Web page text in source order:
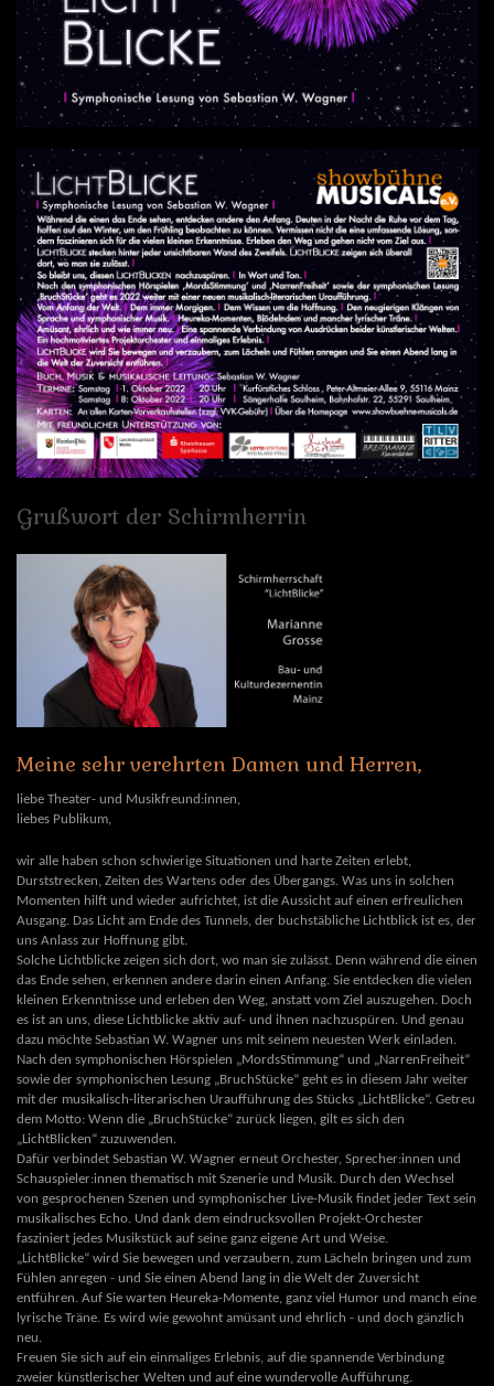
Grußwort der Schirmherrin
Meine sehr verehrten Damen und Herren,
liebe Theater- und Musikfreund:innen,
liebes Publikum,
wir alle haben schon schwierige Situationen und harte Zeiten erlebt,
Durststrecken, Zeiten des Wartens oder des Übergangs. Was uns in solchen
Momenten hilft und wieder aufrichtet, ist die Aussicht auf einen erfreulichen
Ausgang. Das Licht am Ende des Tunnels, der buchstäbliche Lichtblick ist es, der
uns Anlass zur Hoffnung gibt.
Solche Lichtblicke zeigen sich dort, wo man sie zulässt. Denn während die einen
das Ende sehen, erkennen andere darin einen Anfang. Sie entdecken die vielen
kleinen Erkenntnisse und erleben den Weg, anstatt vom Ziel auszugehen. Doch
es ist an uns, diese Lichtblicke aktiv auf- und ihnen nachzuspüren. Und genau
dazu möchte Sebastian W. Wagner uns mit seinem neuesten Werk einladen.
Nach den symphonischen Hörspielen „MordsStimmung“ und „NarrenFreiheit“
sowie der symphonischen Lesung „BruchStücke“ geht es in diesem Jahr weiter
mit der musikalisch-literarischen Uraufführung des Stücks „LichtBlicke“. Getreu
dem Motto: Wenn die „BruchStücke“ zurück liegen, gilt es sich den
„LichtBlicken“ zuzuwenden.
Dafür verbindet Sebastian W. Wagner erneut Orchester, Sprecher:innen und
Schauspieler:innen thematisch mit Szenerie und Musik. Durch den Wechsel
von gesprochenen Szenen und symphonischer Live-Musik findet jeder Text sein
musikalisches Echo. Und dank dem eindrucksvollen Projekt-Orchester
fasziniert jedes Musikstück auf seine ganz eigene Art und Weise.
„LichtBlicke“ wird Sie bewegen und verzaubern, zum Lächeln bringen und zum
Fühlen anregen - und Sie einen Abend lang in die Welt der Zuversicht
entführen. Auf Sie warten Heureka-Momente, ganz viel Humor und manch eine
lyrische Träne. Es wird wie gewohnt amüsant und ehrlich - und doch gänzlich
neu.
Freuen Sie sich auf ein einmaliges Erlebnis, auf die spannende Verbindung
zweier künstlerischer Welten und auf eine wundervolle Aufführung.